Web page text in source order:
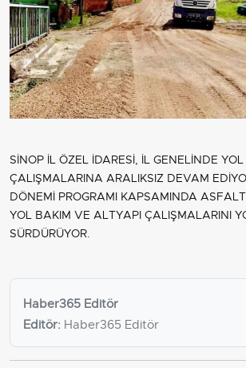
SİNOP İL ÖZEL İDARESİ, İL GENELİNDE
ÇALIŞMALARINA ARALIKSIZ DEVAM
DÖNEMİ PROGRAMI KAPSAMINDA
YOL BAKIM VE ALTYAPI ÇALIŞMALARINI
SÜRDÜRÜYOR.
Haber365 Editör
Editör: Haber365 Editör